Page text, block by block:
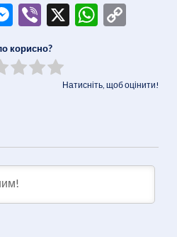
Messenger
Viber
X
корисно?
Натисніть, щоб оцінити!